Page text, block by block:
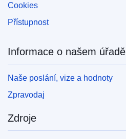
Cookies
Přístupnost
Informace o našem úřadě
Naše poslání, vize a hodnoty
Zpravodaj
Zdroje